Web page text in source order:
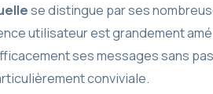
se distingue par ses
utilisateur est grandement
ses messages sans
conviviale.